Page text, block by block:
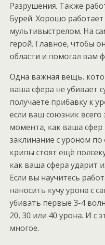
Разрушения. Также
Бурей. Хорошо работает
мультивыстрелом. На
герой. Главное, чтобы
области и помогал вам
Одна важная вещь,
ваша сфера не убивает
получаете прибавку к
если ваш союзник всего
момента, как ваша
заклинание с уроном по
крипы стоят ещё
как ваша сфера ударит
Если вы научитесь
наносить кучу урона с
убивать первые 3-4
20, 30 или 40 урона. И с
многое.